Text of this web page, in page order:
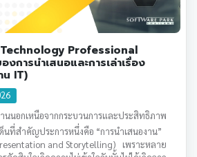
Professional
การนำเสนอและการเล่าเรื่อง
น IT)
นนอกเหนือจากกระบวนการและประสิทธิภาพ
นที่สำคัญประการหนึ่งคือ “การนำเสนองาน”
and Storytelling) เพราะหลาย